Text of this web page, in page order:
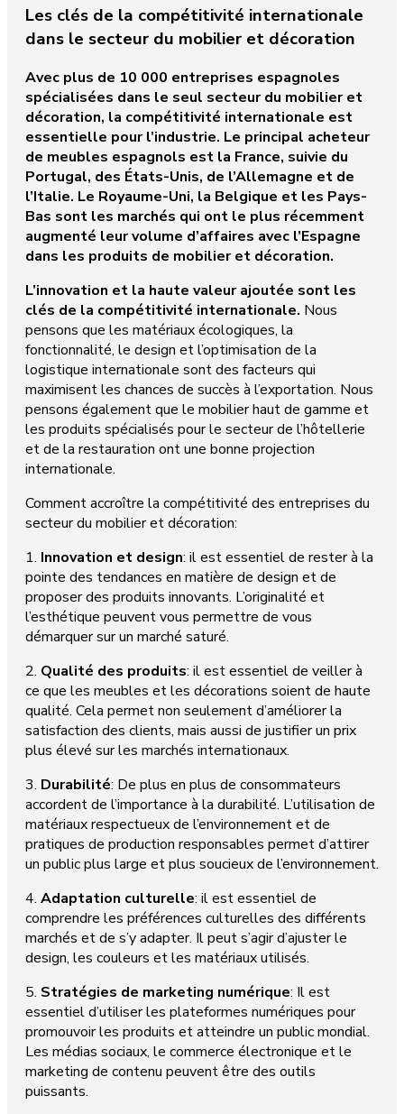
Les clés de la compétitivité internationale
dans le secteur du mobilier et décoration
Avec plus de 10 000 entreprises espagnoles
spécialisées dans le seul secteur du mobilier et
décoration, la compétitivité internationale est
essentielle pour l’industrie. Le principal acheteur
de meubles espagnols est la France, suivie du
Portugal, des États-Unis, de l’Allemagne et de
l’Italie. Le Royaume-Uni, la Belgique et les Pays-
Bas sont les marchés qui ont le plus récemment
augmenté leur volume d’affaires avec l’Espagne
dans les produits de mobilier et décoration.
L’innovation et la haute valeur ajoutée sont les
clés de la compétitivité internationale. Nous
pensons que les matériaux écologiques, la
fonctionnalité, le design et l’optimisation de la
logistique internationale sont des facteurs qui
maximisent les chances de succès à l’exportation. Nous
pensons également que le mobilier haut de gamme et
les produits spécialisés pour le secteur de l’hôtellerie
et de la restauration ont une bonne projection
internationale.
Comment accroître la compétitivité des entreprises du
secteur du mobilier et décoration:
1. Innovation et design: il est essentiel de rester à la
pointe des tendances en matière de design et de
proposer des produits innovants. L’originalité et
l’esthétique peuvent vous permettre de vous
démarquer sur un marché saturé.
2. Qualité des produits: il est essentiel de veiller à
ce que les meubles et les décorations soient de haute
qualité. Cela permet non seulement d’améliorer la
satisfaction des clients, mais aussi de justifier un prix
plus élevé sur les marchés internationaux.
3. Durabilité: De plus en plus de consommateurs
accordent de l’importance à la durabilité. L’utilisation de
matériaux respectueux de l’environnement et de
pratiques de production responsables permet d’attirer
un public plus large et plus soucieux de l’environnement.
4. Adaptation culturelle: il est essentiel de
comprendre les préférences culturelles des différents
marchés et de s’y adapter. Il peut s’agir d’ajuster le
design, les couleurs et les matériaux utilisés.
5. Stratégies de marketing numérique: Il est
essentiel d’utiliser les plateformes numériques pour
promouvoir les produits et atteindre un public mondial.
Les médias sociaux, le commerce électronique et le
marketing de contenu peuvent être des outils
puissants.